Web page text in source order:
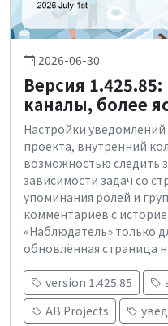
2026-06-30
Версия
каналы, более
Настройки
проекта, внутренний
возможностью следить
зависимости задач со
упоминания ролей и
комментариев с
«Наблюдатель» только
обновлённая страница
version 1.425.85
AB Projects